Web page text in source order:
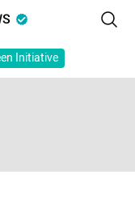
Initiative